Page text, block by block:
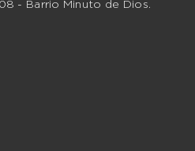
- Barrio Minuto de Dios.